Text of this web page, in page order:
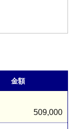
金額
509,000